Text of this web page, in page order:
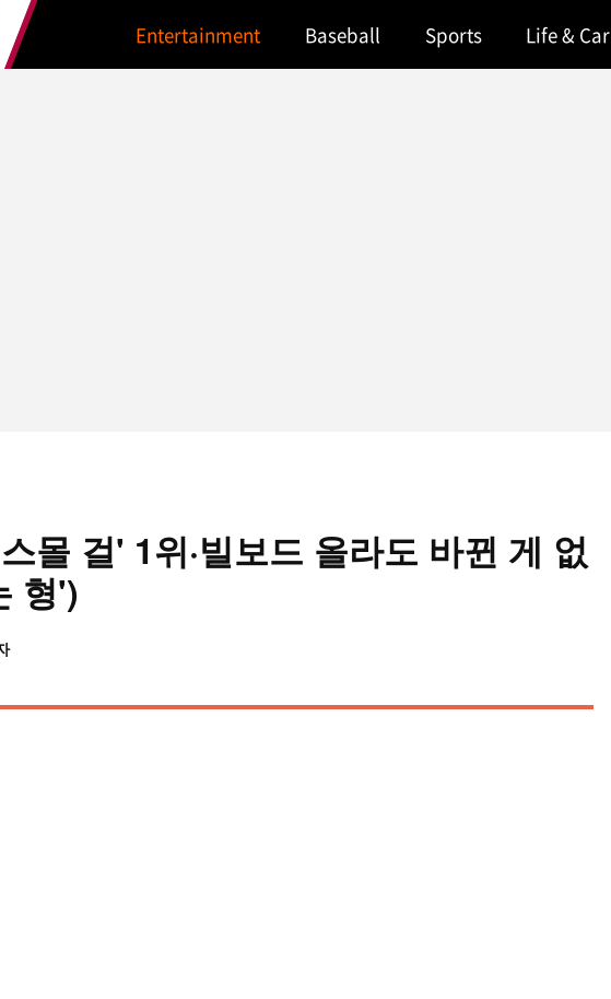
Entertainment Baseball Sports Life & Car
몰 걸' 1위·빌보드 올라도 바뀐 게 없
형')